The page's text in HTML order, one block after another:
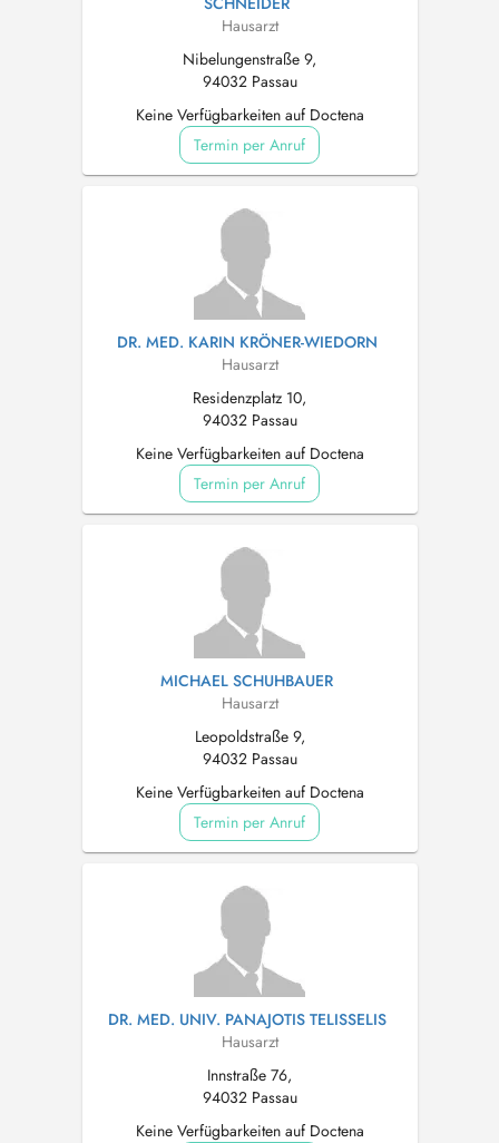
Hausarzt
Nibelungenstraße 9,
94032 Passau
Keine Verfügbarkeiten auf Doctena
Termin per Anruf
DR. MED. KARIN KRÖNER-WIEDORN
Hausarzt
Residenzplatz 10,
94032 Passau
Keine Verfügbarkeiten auf Doctena
Termin per Anruf
MICHAEL SCHUHBAUER
Hausarzt
Leopoldstraße 9,
94032 Passau
Keine Verfügbarkeiten auf Doctena
Termin per Anruf
DR. MED. UNIV. PANAJOTIS TELISSELIS
Hausarzt
Innstraße 76,
94032 Passau
Keine Verfügbarkeiten auf Doctena